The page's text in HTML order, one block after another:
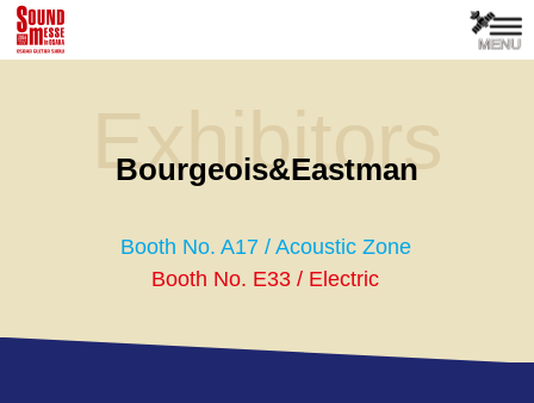
Exhibitors
Bourgeois&Eastman
Booth No. A17 / Acoustic Zone
Booth No. E33 / Electric